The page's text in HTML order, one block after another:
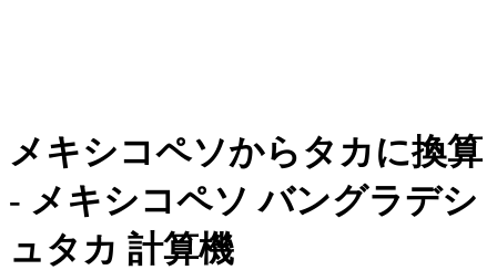
メキシコペソからタカに換算
- メキシコペソ バングラデシ
ュタカ 計算機